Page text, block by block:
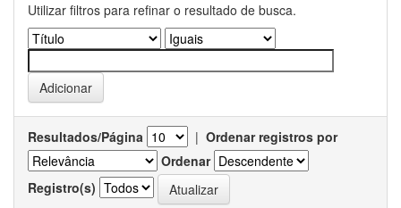
Utilizar filtros para refinar o resultado de busca.
Resultados/Página | Ordenar registros por
Ordenar
Registro(s)